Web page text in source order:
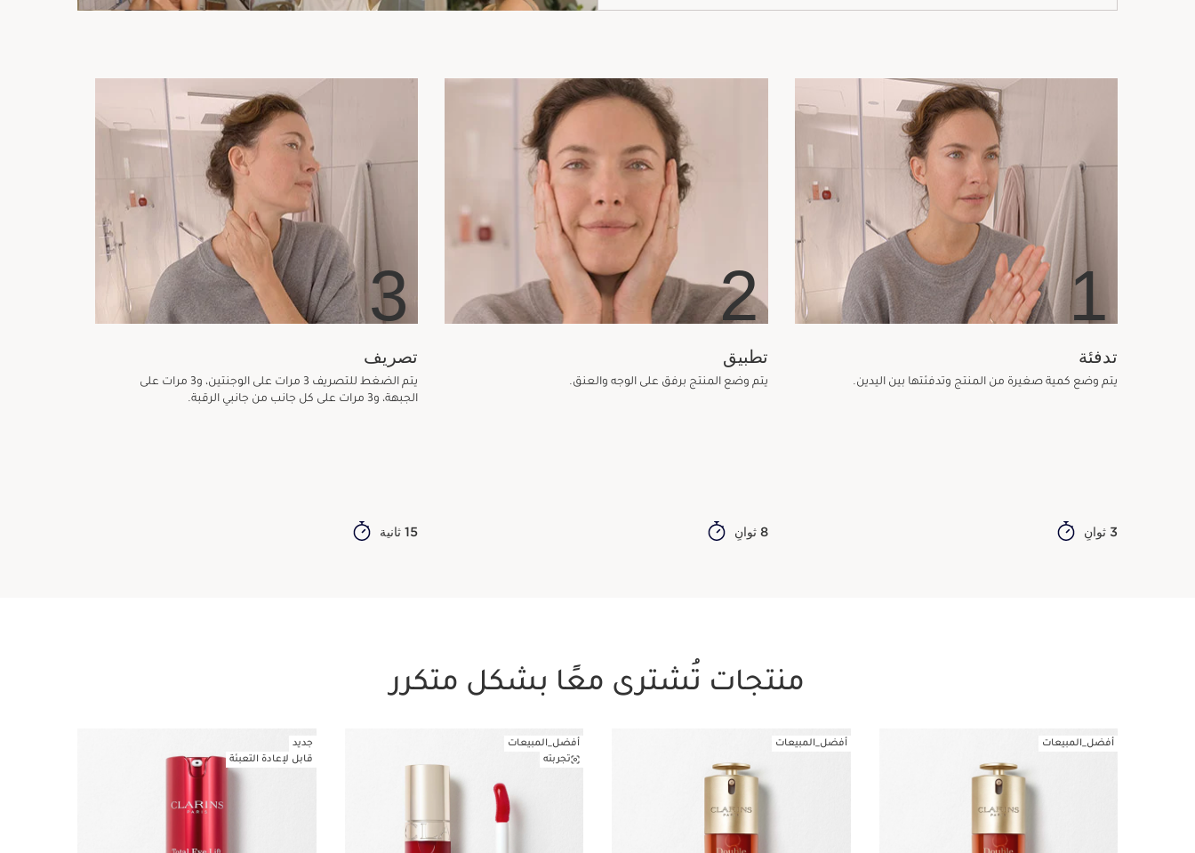
1
تدفئة
يتم وضع كمية صغيرة من المنتج وتدفئتها بين اليدين.
3 ثوانٍ
2
تطبيق
يتم وضع المنتج برفق على الوجه والعنق.
8 ثوانٍ
3
تصريف
يتم الضغط للتصريف 3 مرات على الوجنتين، و3 مرات على
الجبهة، و3 مرات على كل جانب من جانبي الرقبة.
15 ثانية
منتجات تُشترى معًا بشكل متكرر
أفضل_المبيعات أفضل_المبيعات
أفضل_المبيعات
تجربته
جديد
قابل لإعادة التعبئة